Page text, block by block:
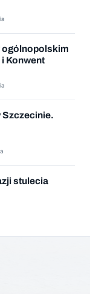
ogólnopolskim
Konwent
Szczecinie.
stulecia